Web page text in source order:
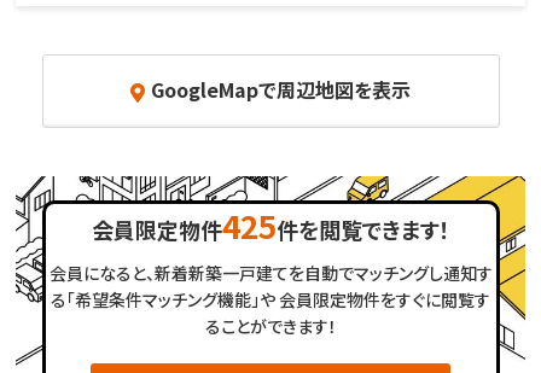
GoogleMapで周辺地図を表示
会員限定物件425件を閲覧できます！
会員になると、新着新築一戸建てを自動でマッチングし通知す
る「希望条件マッチング機能」や会員限定物件をすぐに閲覧す
ることができます！